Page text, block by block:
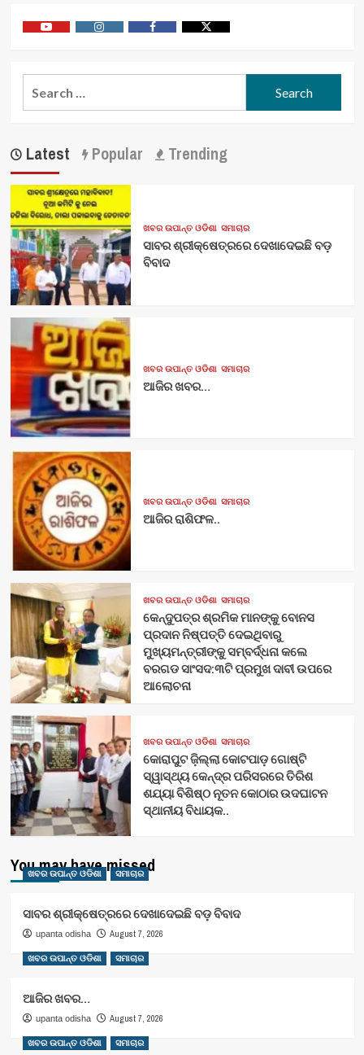
Latest Popular Trending
ଖବର ଉପାନ୍ତ ଓଡିଶା ସମାଚାର
ସାବର ଶ୍ରୀକ୍ଷେତ୍ରରେ ଦେଖାଦେଇଛି ବଡ଼
ବିବାଦ
ଖବର ଉପାନ୍ତ ଓଡିଶା ସମାଚାର
ଆଜିର ଖବର…
ଖବର ଉପାନ୍ତ ଓଡିଶା ସମାଚାର
ଆଜିର ରାଶିଫଳ..
ଖବର ଉପାନ୍ତ ଓଡିଶା ସମାଚାର
କେନ୍ଦୁପତ୍ର ଶ୍ରମିକ ମାନଙ୍କୁ ବୋନସ
ପ୍ରଦାନ ନିଷ୍ପତ୍ତି ଦେଇଥିବାରୁ
ମୁଖ୍ୟମନ୍ତ୍ରୀଙ୍କୁ ସମ୍ବର୍ଦ୍ଧନା କଲେ
ବରଗଡ ସାଂସଦ:୩ଟି ପ୍ରମୁଖ ଦାବୀ ଉପରେ
ଆଲୋଚନା
ଖବର ଉପାନ୍ତ ଓଡିଶା ସମାଚାର
କୋରାପୁଟ ଜ଼ିଲ୍ଲା କୋଟପାଡ଼ ଗୋଷ୍ଟି
ସ୍ୱାସ୍ଥ୍ୟ କେନ୍ଦ୍ର ପରିସରରେ ତିରିଶ
ଶଯ୍ୟା ବିଶିଷ୍ଠ ନୂତନ କୋଠାର ଉଦଘାଟନ
ସ୍ଥାନୀୟ ବିଧାୟକ..
You may have missed
ଖବର ଉପାନ୍ତ ଓଡିଶା ସମାଚାର
ସାବର ଶ୍ରୀକ୍ଷେତ୍ରରେ ଦେଖାଦେଇଛି ବଡ଼ ବିବାଦ
upanta odisha August 7, 2026
ଖବର ଉପାନ୍ତ ଓଡିଶା ସମାଚାର
ଆଜିର ଖବର…
upanta odisha August 7, 2026
ଖବର ଉପାନ୍ତ ଓଡିଶା ସମାଚାର